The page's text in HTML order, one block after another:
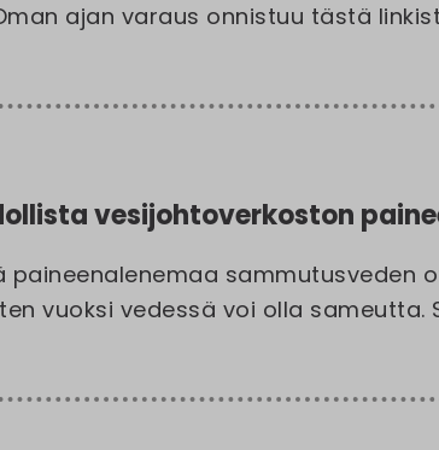
ajan varaus onnistuu tästä
vesijohtoverkoston
sammutusveden
vuoksi vedessä voi olla sameutta.